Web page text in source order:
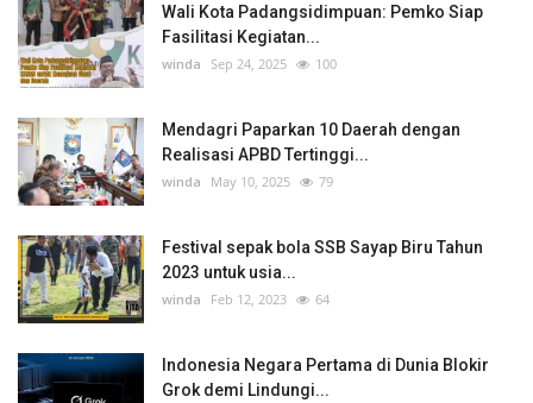
Wali Kota Padangsidimpuan: Pemko Siap
Fasilitasi Kegiatan...
winda Sep 24, 2025 100
Mendagri Paparkan 10 Daerah dengan
Realisasi APBD Tertinggi...
winda May 10, 2025 79
Festival sepak bola SSB Sayap Biru Tahun
2023 untuk usia...
winda Feb 12, 2023 64
Indonesia Negara Pertama di Dunia Blokir
Grok demi Lindungi...